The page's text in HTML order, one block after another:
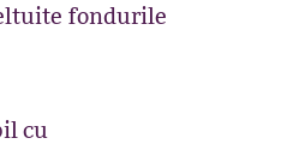
fondurile
cu